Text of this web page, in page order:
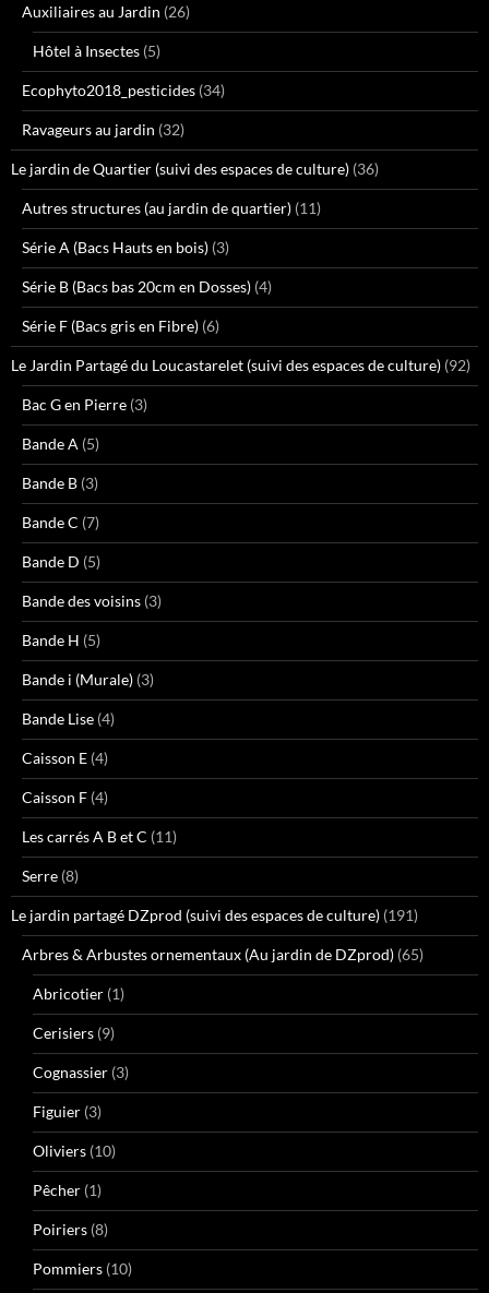
Auxiliaires au Jardin (26)
Hôtel à Insectes (5)
Ecophyto2018_pesticides (34)
Ravageurs au jardin (32)
Le jardin de Quartier (suivi des espaces de culture) (36)
Autres structures (au jardin de quartier) (11)
Série A (Bacs Hauts en bois) (3)
Série B (Bacs bas 20cm en Dosses) (4)
Série F (Bacs gris en Fibre) (6)
Le Jardin Partagé du Loucastarelet (suivi des espaces de culture) (92)
Bac G en Pierre (3)
Bande A (5)
Bande B (3)
Bande C (7)
Bande D (5)
Bande des voisins (3)
Bande H (5)
Bande i (Murale) (3)
Bande Lise (4)
Caisson E (4)
Caisson F (4)
Les carrés A B et C (11)
Serre (8)
Le jardin partagé DZprod (suivi des espaces de culture) (191)
Arbres & Arbustes ornementaux (Au jardin de DZprod) (65)
Abricotier (1)
Cerisiers (9)
Cognassier (3)
Figuier (3)
Oliviers (10)
Pêcher (1)
Poiriers (8)
Pommiers (10)